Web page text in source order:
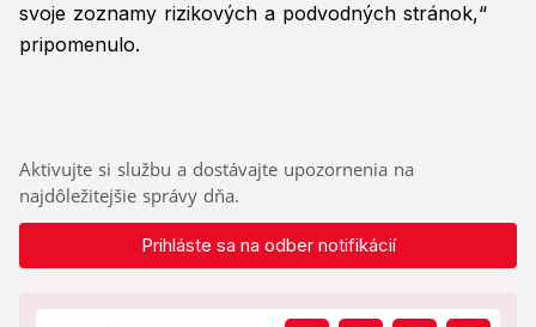
svoje zoznamy rizikových a podvodných stránok,“
pripomenulo.
Aktivujte si službu a dostávajte upozornenia na
najdôležitejšie správy dňa.
Prihláste sa na odber notifikácií